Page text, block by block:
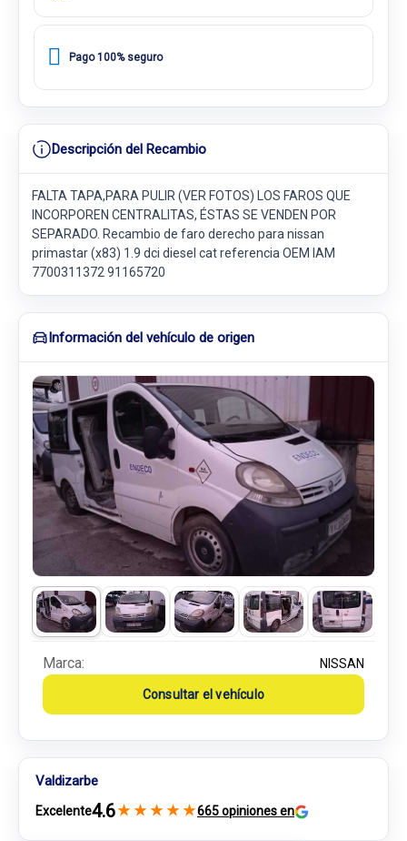
Pago 100% seguro
Descripción del Recambio
FALTA TAPA,PARA PULIR (VER FOTOS) LOS FAROS QUE
INCORPOREN CENTRALITAS, ÉSTAS SE VENDEN POR
SEPARADO. Recambio de faro derecho para nissan
primastar (x83) 1.9 dci diesel cat referencia OEM IAM
7700311372 91165720
Información del vehículo de origen
Marca: NISSAN
Consultar el vehículo
Valdizarbe
Excelente4.6★ ★ ★ ★ ★665 opiniones en